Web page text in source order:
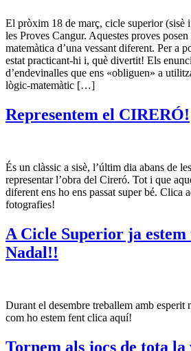
El pròxim 18 de març, cicle superior (sisè
les Proves Cangur. Aquestes proves
matemàtica d’una vessant diferent. Per a
estat practicant-hi i, què divertit! Els
d’endevinalles que ens «obliguen» a
lògic-matemàtic […]
Representem el CIRERÓ!
És un clàssic a sisè, l’últim dia abans de
representar l’obra del Cireró. Tot i que
diferent ens ho ens passat super bé. Clica
fotografies!
A Cicle Superior ja
Nadal!!
Durant el desembre treballem amb esperit
com ho estem fent clica aquí!
Tornem als jocs de tota la